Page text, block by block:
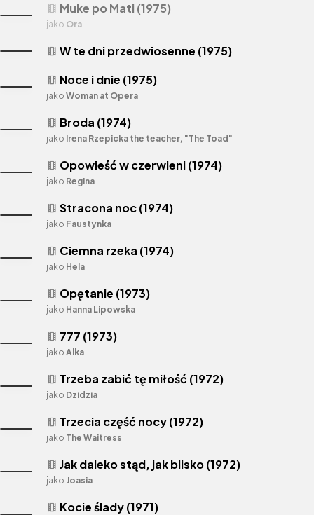
theaters Broda (1974)
jako Irena Rzepicka the teacher, "The Toad"
theaters Opowieść w czerwieni (1974)
jako Regina
theaters Trzeba zabić tę miłość (1972)
jako Dzidzia
theaters Opętanie (1973)
jako Hanna Lipowska
theaters Trzecia część nocy (1972)
jako The Waitress
theaters Muke po Mati (1975)
jako Ora
theaters Kocie ślady (1971)
theaters Jak daleko stąd, jak blisko (1972)
jako Joasia
theaters W te dni przedwiosenne (1975)
theaters Noce i dnie (1975)
jako Woman at Opera
theaters Stracona noc (1974)
jako Faustynka
theaters Ciemna rzeka (1974)
jako Hela
theaters 777 (1973)
jako Alka